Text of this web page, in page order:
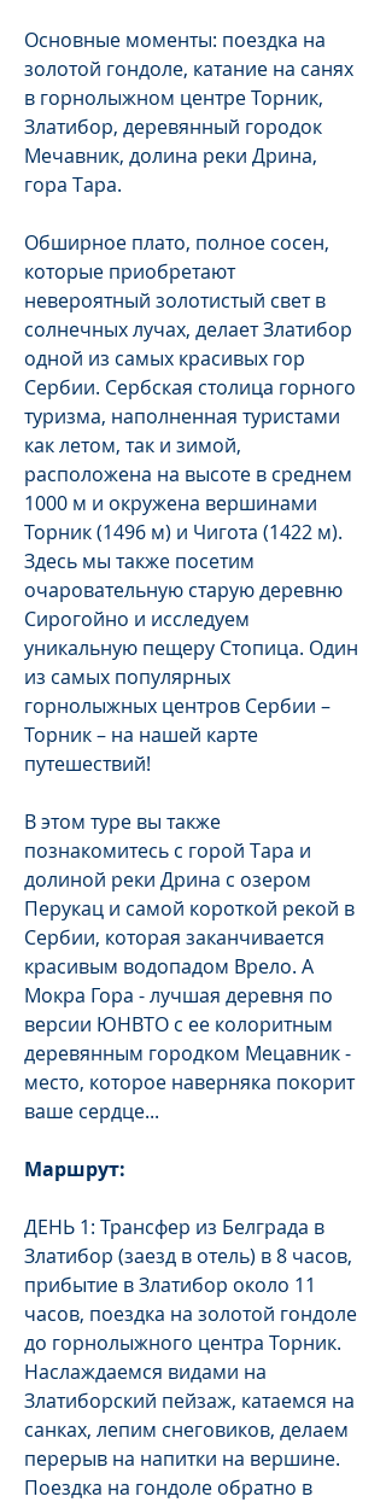
Основные моменты: поездка на
золотой гондоле, катание на санях
в горнолыжном центре Торник,
Златибор, деревянный городок
Мечавник, долина реки Дрина,
гора Тара.
Обширное плато, полное сосен,
которые приобретают
невероятный золотистый свет в
солнечных лучах, делает Златибор
одной из самых красивых гор
Сербии. Сербская столица горного
туризма, наполненная туристами
как летом, так и зимой,
расположена на высоте в среднем
1000 м и окружена вершинами
Торник (1496 м) и Чигота (1422 м).
Здесь мы также посетим
очаровательную старую деревню
Сирогойно и исследуем
уникальную пещеру Стопица. Один
из самых популярных
горнолыжных центров Сербии –
Торник – на нашей карте
путешествий!
В этом туре вы также
познакомитесь с горой Тара и
долиной реки Дрина с озером
Перукац и самой короткой рекой в
Сербии, которая заканчивается
красивым водопадом Врело. А
Мокра Гора - лучшая деревня по
версии ЮНВТО с ее колоритным
деревянным городком Мецавник -
место, которое наверняка покорит
ваше сердце...
Маршрут:
ДЕНЬ 1: Трансфер из Белграда в
Златибор (заезд в отель) в 8 часов,
прибытие в Златибор около 11
часов, поездка на золотой гондоле
до горнолыжного центра Торник.
Наслаждаемся видами на
Златиборский пейзаж, катаемся на
санках, лепим снеговиков, делаем
перерыв на напитки на вершине.
Поездка на гондоле обратно в